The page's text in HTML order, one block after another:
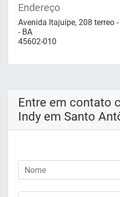
Endereço
Avenida Itajuípe, 208 terreo
- BA
45602-010
Entre em contato
Indy em Santo